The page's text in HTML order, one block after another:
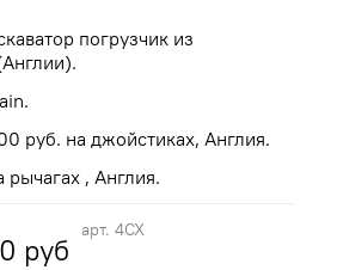
арт. 4CX
руб
погрузчик из
руб. на джойстиках, Англия.
рычагах , Англия.